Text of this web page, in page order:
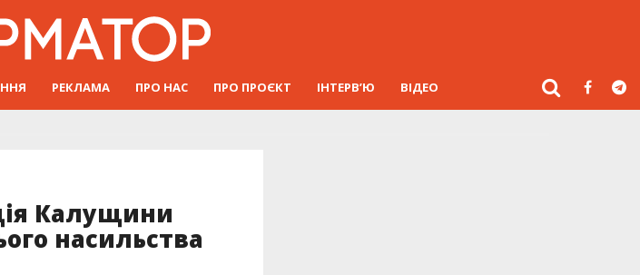
РЕКЛАМА ПРО НАС ПРО ПРОЄКТ ІНТЕРВ’Ю ВІДЕО
Калущини
насильства